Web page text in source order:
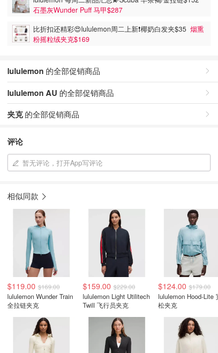
石墨灰Wunder Puff 马甲$287
比折扣还精彩😍lululemon周二上新❗️椰奶白发夹$35 烟熏
粉摇粒绒夹克$169
lululemon 的全部促销商品
lululemon AU 的全部促销商品
夹克的全部促销商品
评论
暂无评论，打开App写评论
相似同款
$119.00 $169.00
lululemon Wunder Train
全拉链夹克
$159.00 $229.00
lululemon Light Utilitech
Twill 飞行员夹克
$124.00 $179.00
lululemon Hood-Lite
松夹克